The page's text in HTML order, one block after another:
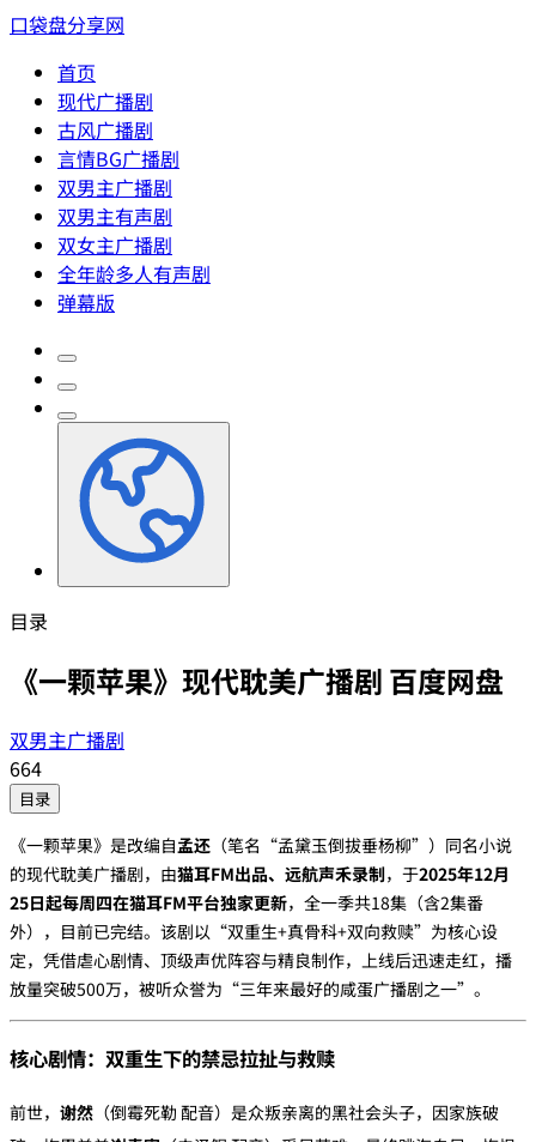
口袋盘分享网
首页
现代广播剧
古风广播剧
言情BG广播剧
双男主广播剧
双男主有声剧
双女主广播剧
全年龄多人有声剧
弹幕版
目录
《一颗苹果》现代耽美广播剧 百度网盘
双男主广播剧
664
目录
《一颗苹果》是改编自‌孟还 ‌（笔名“孟黛玉倒拔垂杨柳”）同名小说
的现代耽美广播剧，由‌猫耳FM出品、远航声禾录制‌，于‌2025年12月
25日起每周四在猫耳FM平台独家更新‌，全一季共18集（含2集番
外），目前已完结。该剧以“双重生+真骨科+双向救赎”为核心设
定，凭借虐心剧情、顶级声优阵容与精良制作，上线后迅速走红，播
放量突破500万，被听众誉为“三年来最好的咸蛋广播剧之一”。
核心剧情：双重生下的禁忌拉扯与救赎
前世，‌ 谢然 ‌（倒霉死勒 配音）是众叛亲离的黑社会头子，因家族破